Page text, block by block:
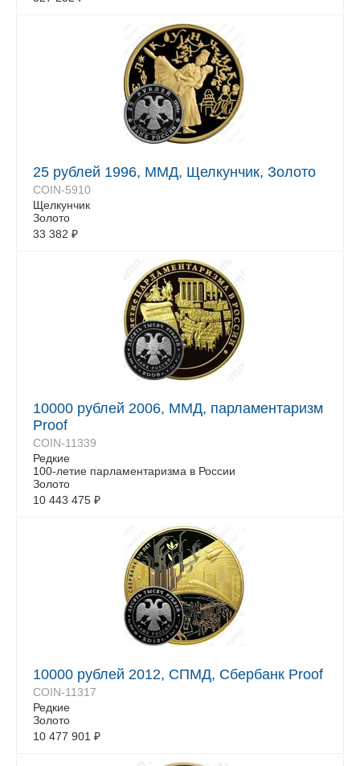
25 рублей 1996, ММД, Щелкунчик, Золото
COIN-5910
Щелкунчик
Золото
33 382 ₽
10000 рублей 2006, ММД, парламентаризм
Proof
COIN-11339
Редкие
100-летие парламентаризма в России
Золото
10 443 475 ₽
10000 рублей 2012, СПМД, Сбербанк Proof
COIN-11317
Редкие
Золото
10 477 901 ₽